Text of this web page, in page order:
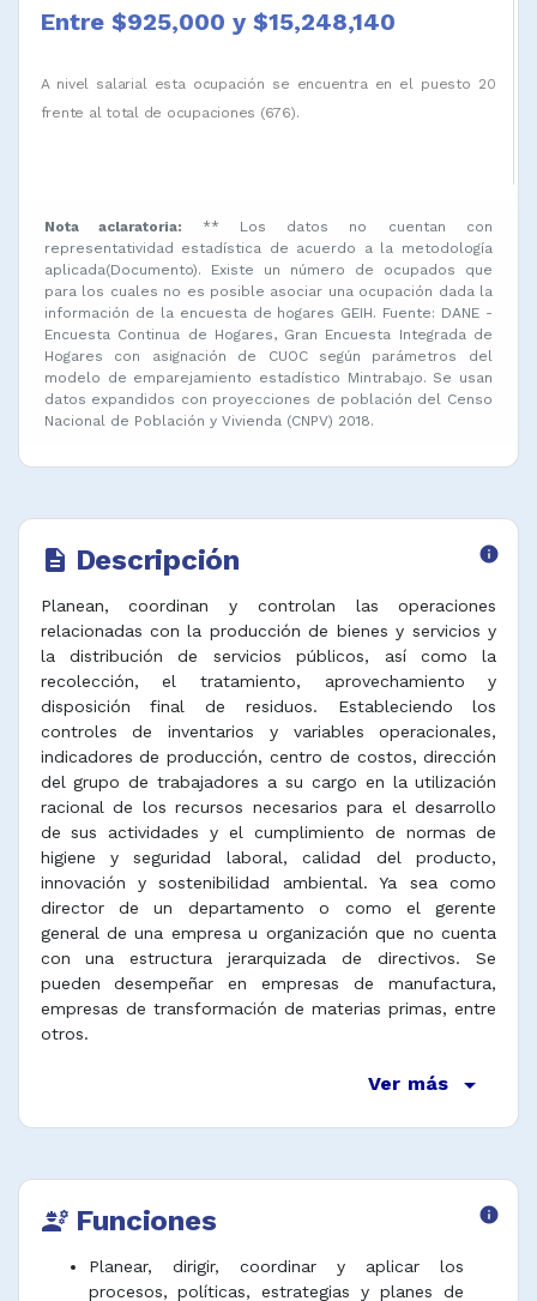
Entre $925,000 y $15,248,140
A nivel salarial esta ocupación se encuentra en el puesto 20
frente al total de ocupaciones (676).
Nota aclaratoria:
** Los datos no cuentan con
representatividad estadística de acuerdo a la metodología
aplicada(Documento). Existe un número de ocupados que
para los cuales no es posible asociar una ocupación dada la
información de la encuesta de hogares GEIH. Fuente: DANE -
Encuesta Continua de Hogares, Gran Encuesta Integrada de
Hogares con asignación de CUOC según parámetros del
modelo de emparejamiento estadístico Mintrabajo. Se usan
datos expandidos con proyecciones de población del Censo
Nacional de Población y Vivienda (CNPV) 2018.
description Descripción info
Planean, coordinan y controlan las operaciones
relacionadas con la producción de bienes y servicios y
la distribución de servicios públicos, así como la
recolección, el tratamiento, aprovechamiento y
disposición final de residuos. Estableciendo los
controles de inventarios y variables operacionales,
indicadores de producción, centro de costos, dirección
del grupo de trabajadores a su cargo en la utilización
racional de los recursos necesarios para el desarrollo
de sus actividades y el cumplimiento de normas de
higiene y seguridad laboral, calidad del producto,
innovación y sostenibilidad ambiental. Ya sea como
director de un departamento o como el gerente
general de una empresa u organización que no cuenta
con una estructura jerarquizada de directivos. Se
pueden desempeñar en empresas de manufactura,
empresas de transformación de materias primas, entre
otros.
Ver más arrow_drop_down
engineering Funciones info
Planear, dirigir, coordinar y aplicar los
procesos, políticas, estrategias y planes de